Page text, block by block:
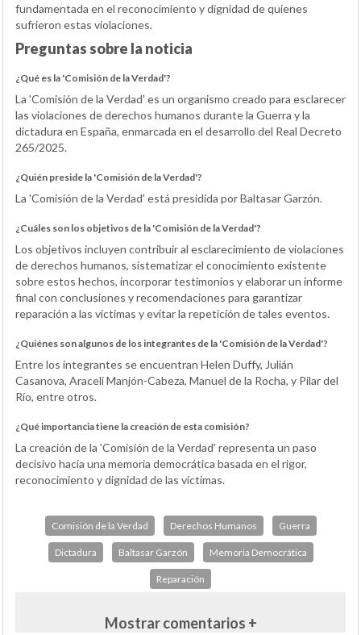
fundamentada en el reconocimiento y dignidad de quienes
sufrieron estas violaciones.
Preguntas sobre la noticia
¿Qué es la 'Comisión de la Verdad'?
La 'Comisión de la Verdad' es un organismo creado para esclarecer
las violaciones de derechos humanos durante la Guerra y la
dictadura en España, enmarcada en el desarrollo del Real Decreto
265/2025.
¿Quién preside la 'Comisión de la Verdad'?
La 'Comisión de la Verdad' está presidida por Baltasar Garzón.
¿Cuáles son los objetivos de la 'Comisión de la Verdad'?
Los objetivos incluyen contribuir al esclarecimiento de violaciones
de derechos humanos, sistematizar el conocimiento existente
sobre estos hechos, incorporar testimonios y elaborar un informe
final con conclusiones y recomendaciones para garantizar
reparación a las víctimas y evitar la repetición de tales eventos.
¿Quiénes son algunos de los integrantes de la 'Comisión de la Verdad'?
Entre los integrantes se encuentran Helen Duffy, Julián
Casanova, Araceli Manjón-Cabeza, Manuel de la Rocha, y Pilar del
Río, entre otros.
¿Qué importancia tiene la creación de esta comisión?
La creación de la 'Comisión de la Verdad' representa un paso
decisivo hacia una memoria democrática basada en el rigor,
reconocimiento y dignidad de las víctimas.
Comisión de la Verdad Derechos Humanos Guerra
Dictadura Baltasar Garzón Memoria Democrática
Reparación
Mostrar comentarios +